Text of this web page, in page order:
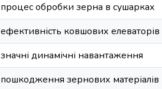
процес обробки зерна в сушарках
ефективність ковшових елеваторів
значні динамічні навантаження
пошкодження зернових матеріалів